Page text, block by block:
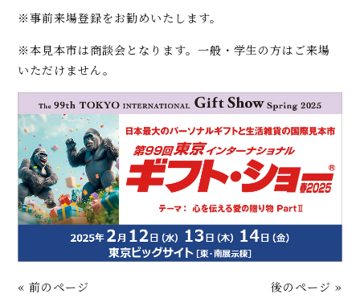
※事前来場登録をお勧めいたします。
※本見本市は商談会となります。一般・学生の方はご来場
いただけません。
« 前のページ 後のページ »